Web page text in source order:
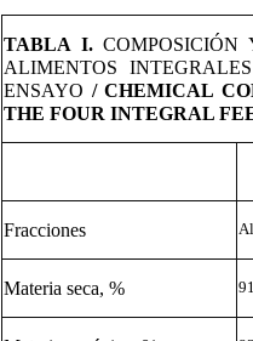
TABLA I.
ALIMENTOS
ENSAYO / CHEMICAL
THE FOUR INTEGRAL
Fracciones
Materia seca, %